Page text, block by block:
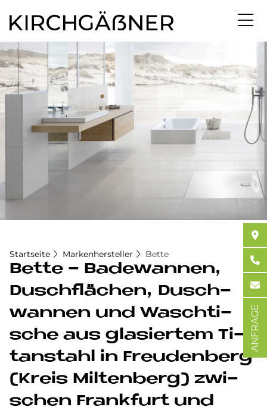
zum
Inhalt
Startseite Markenhersteller Bette
Bet­te - Ba­de­wan­nen,
Dusch­flä­chen, Dusch­
wan­nen und Wasch­ti­
sche aus gla­sier­tem Ti­
tan­stahl in Freu­den­berg
(Kreis Mil­ten­berg) zwi­
schen Frank­furt und
ANFRAGE